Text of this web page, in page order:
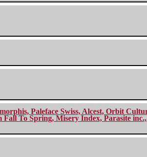
Paleface Swiss, Alcest, Orbit
To Spring, Misery Index, Parasite